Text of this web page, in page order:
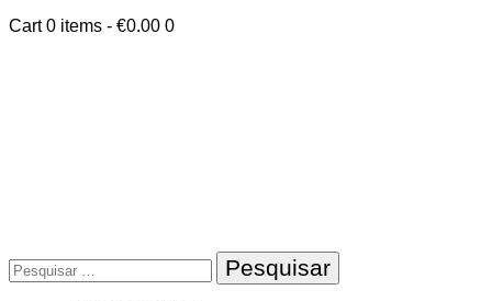
Cart 0 items - €0.00 0
Pesquisar
por: